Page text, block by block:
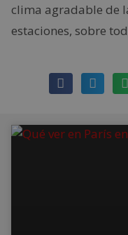
clima agradable de
estaciones, sobre